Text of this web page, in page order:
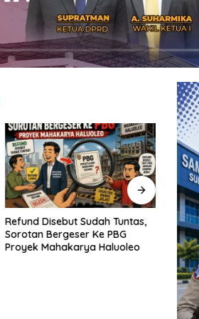
Refund Disebut Sudah Tuntas,
Sorotan Bergeser Ke PBG
Proyek Mahakarya Haluoleo